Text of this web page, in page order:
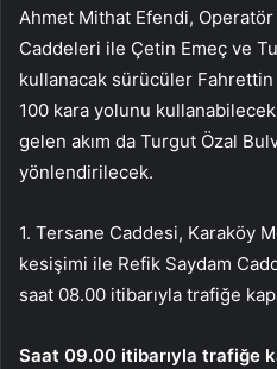
Ahmet Mithat Efendi,
Caddeleri ile Çetin Emeç ve
kullanacak sürücüler
100 kara yolunu
gelen akım da Turgut Özal
yönlendirilecek.
1. Tersane Caddesi, Karaköy
kesişimi ile Refik Saydam
saat 08.00 itibarıyla trafiğe
Saat 09.00 itibarıyla trafiğe